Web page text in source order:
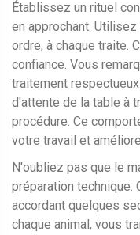
Établissez un rituel
en approchant.
ordre, à chaque traite.
confiance. Vous
traitement
d'attente de la table à
procédure. Ce
votre travail et
N'oubliez pas que le
préparation technique.
accordant quelques
chaque animal, vous